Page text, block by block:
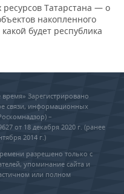
Татарстана — о
накопленного
будет республика
Зарегистрировано
связи, информационных
–
от 18 декабря 2020 г. (ранее
2014 г.)
разрешено только с
упоминание сайта и
или полном